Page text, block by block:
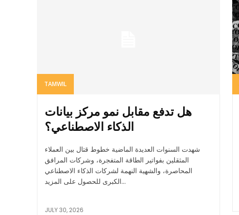
TAMWIL
هل تدفع مقابل نمو مركز بيانات
الذكاء الاصطناعي؟
شهدت السنوات العديدة الماضية خطوط قتال بين العملاء
المثقلين بفواتير الطاقة المتفجرة، وشركات المرافق
المحاصرة، والشهية النهمة لشركات الذكاء الاصطناعي
الكبرى للحصول على المزيد...
JULY 30, 2026